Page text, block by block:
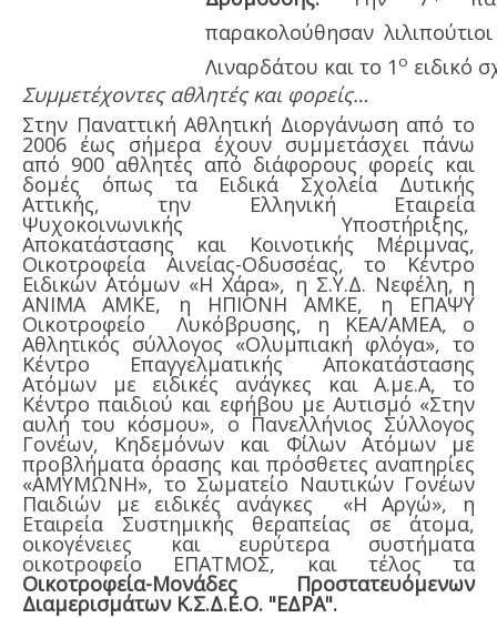
παρακολούθησαν
Λιναρδάτου και το 1 ο ειδικό
Συμμετέχοντες αθλητές και φορείς…
Στην Παναττική Αθλητική Διοργάνωση από το
2006 έως σήμερα έχουν συμμετάσχει πάνω
από 900 αθλητές από διάφορους φορείς και
δομές όπως τα Ειδικά Σχολεία Δυτικής
Αττικής, την Ελληνική Εταιρεία
Ψυχοκοινωνικής Υποστήριξης,
Αποκατάστασης και Κοινοτικής Μέριμνας,
Οικοτροφεία Αινείας-Οδυσσέας, το Κέντρο
Ειδικών Ατόμων «Η Χάρα», η Σ.Υ.Δ. Νεφέλη, η
ΑΝΙΜΑ ΑΜΚΕ, η ΗΠΙΟΝΗ ΑΜΚΕ, η ΕΠΑΨΥ
Οικοτροφείο Λυκόβρυσης, η ΚΕΑ/ΑΜΕΑ, ο
Αθλητικός σύλλογος «Ολυμπιακή φλόγα», το
Κέντρο Επαγγελματικής Αποκατάστασης
Ατόμων με ειδικές ανάγκες και Α.με.Α, το
Κέντρο παιδιού και εφήβου με Αυτισμό «Στην
αυλή του κόσμου», ο Πανελλήνιος Σύλλογος
Γονέων, Κηδεμόνων και Φίλων Ατόμων με
προβλήματα όρασης και πρόσθετες αναπηρίες
«ΑΜΥΜΩΝΗ», το Σωματείο Ναυτικών Γονέων
Παιδιών με ειδικές ανάγκες «Η Αργώ», η
Εταιρεία Συστημικής θεραπείας σε άτομα,
οικογένειες και ευρύτερα συστήματα
οικοτροφείο ΕΠΑΤΜΟΣ, και τέλος τα
Οικοτροφεία-Μονάδες Προστατευόμενων
Διαμερισμάτων Κ.Σ.Δ.Ε.Ο. "ΕΔΡΑ".